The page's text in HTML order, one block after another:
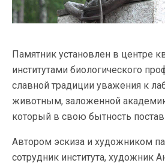
Памятник установлен в центре
институтами биологического
славной традиции уважения к
животным, заложенной
который в свою бытность
Автором эскиза и художником
сотрудник института, художник